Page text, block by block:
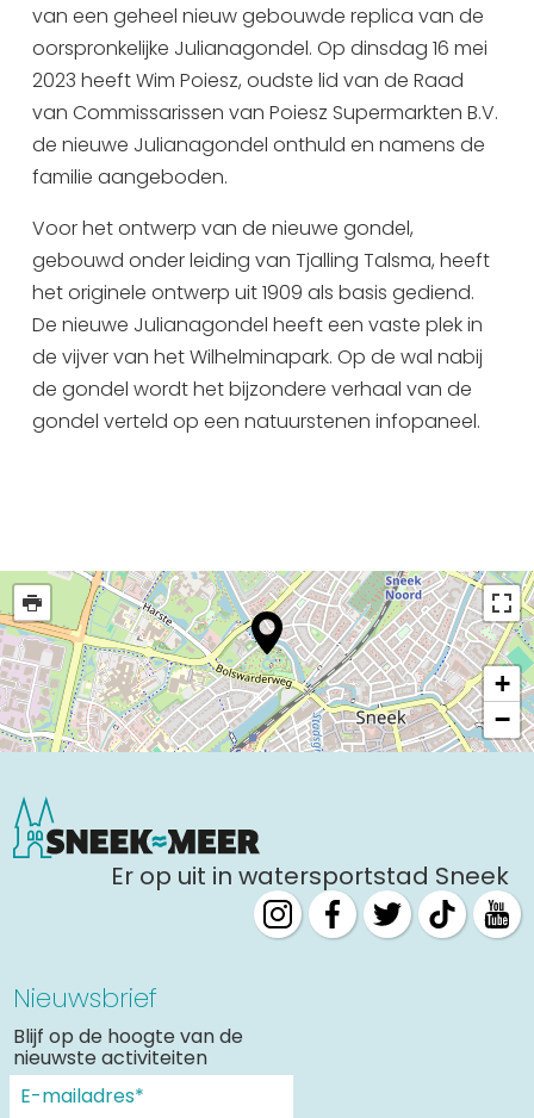
Routes
Veel bezochte pagina's:
Top 10 leuke dingen
Vakantie vieren in Sneek
Uitgaan in Sneek
Overnachten in Sneek
Citygame Escapegame Sneek
Webcams
De leukste routes
Interactieve plattegrond van Sneek
Winkelen in Sneek
van een geheel nieuw gebouwde replica van de
oorspronkelijke Julianagondel. Op dinsdag 16 mei
2023 heeft Wim Poiesz, oudste lid van de Raad
van Commissarissen van Poiesz Supermarkten B.V.
de nieuwe Julianagondel onthuld en namens de
familie aangeboden.
Voor het ontwerp van de nieuwe gondel,
gebouwd onder leiding van Tjalling Talsma, heeft
het originele ontwerp uit 1909 als basis gediend.
De nieuwe Julianagondel heeft een vaste plek in
de vijver van het Wilhelminapark. Op de wal nabij
de gondel wordt het bijzondere verhaal van de
gondel verteld op een natuurstenen infopaneel.
+
−
Er op uit in watersportstad Sneek
Nieuwsbrief
Blijf op de hoogte van de
nieuwste activiteiten